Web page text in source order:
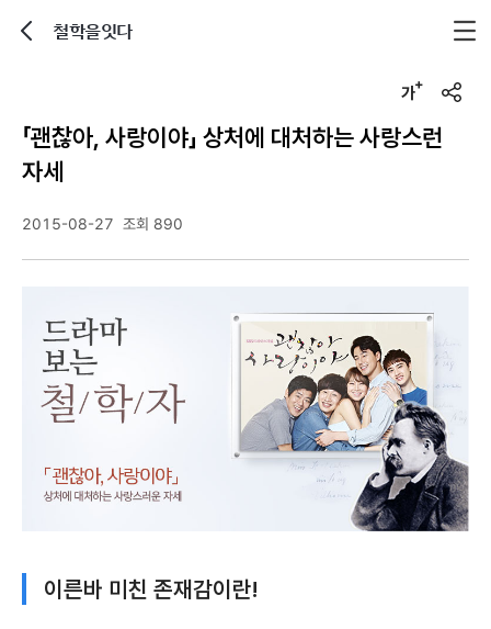
철학을잇다
u
「괜찮아, 사랑이야」 상처에 대처하는 사랑스런
자세
2015-08-27 조회 890
이른바 미친 존재감이란!